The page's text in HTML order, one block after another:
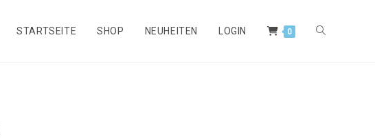
STARTSEITE SHOP NEUHEITEN LOGIN 0